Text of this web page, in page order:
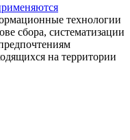
технологии
сбора, систематизации
на территории